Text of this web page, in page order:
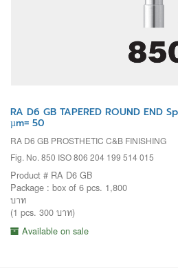
RA D6 GB TAPERED ROUND END
µm= 50
RA D6 GB PROSTHETIC C&B FINISHING
Fig. No. 850 ISO 806 204 199 514 015
Product # RA D6 GB
Package : box of 6 pcs. 1,800
บาท
(1 pcs. 300 บาท)
Available on sale